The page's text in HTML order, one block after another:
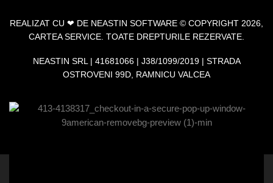
REALIZAT CU ❤ DE NEASTIN SOFTWARE © COPYRIGHT 2026,
CARTEA SERVICE. TOATE DREPTURILE REZERVATE.
NEASTIN SRL | 41681066 | J38/1099/2019 | STRADA
OSTROVENI 99D, RAMNICU VALCEA